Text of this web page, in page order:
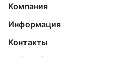
Компания
Информация
Контакты